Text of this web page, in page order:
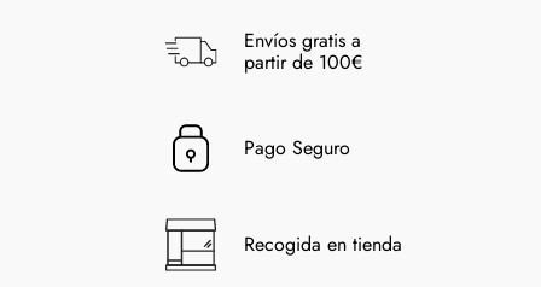
Envíos gratis a
partir de 100€
Pago Seguro
Recogida en tienda